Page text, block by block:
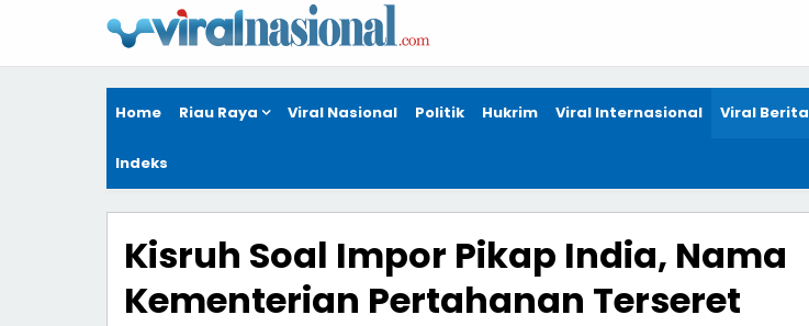
Home Riau Raya Viral Nasional Politik Hukrim Viral Internasional Viral Berita
Indeks
Kisruh Soal Impor Pikap India, Nama
Kementerian Pertahanan Terseret